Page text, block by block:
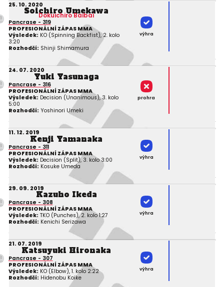
25. 10. 2020
Soichiro Umekawa
Dokuichiro Baibai
Pancrase - 319
PROFESIONÁLNÍ ZÁPAS MMA
Výsledek: KO (Spinning Backfist), 2. kolo
3:20
Rozhodčí: Shinji Shimamura
výhra
24. 07. 2020
Yuki Yasunaga
Pancrase - 316
PROFESIONÁLNÍ ZÁPAS MMA
Výsledek: Decision (Unanimous), 3. kolo
5:00
Rozhodčí: Yoshinori Umeki
prohra
11. 12. 2019
Kenji Yamanaka
Pancrase - 311
PROFESIONÁLNÍ ZÁPAS MMA
Výsledek: Decision (Split), 3. kolo 3:00
Rozhodčí: Kosuke Umeda
výhra
29. 09. 2019
Kazuho Ikeda
Pancrase - 308
PROFESIONÁLNÍ ZÁPAS MMA
Výsledek: TKO (Punches), 2. kolo 1:27
Rozhodčí: Kenichi Serizawa
výhra
21. 07. 2019
Katsuyuki Hironaka
Pancrase - 307
PROFESIONÁLNÍ ZÁPAS MMA
Výsledek: KO (Elbow), 1. kolo 2:22
Rozhodčí: Hidenobu Koike
výhra